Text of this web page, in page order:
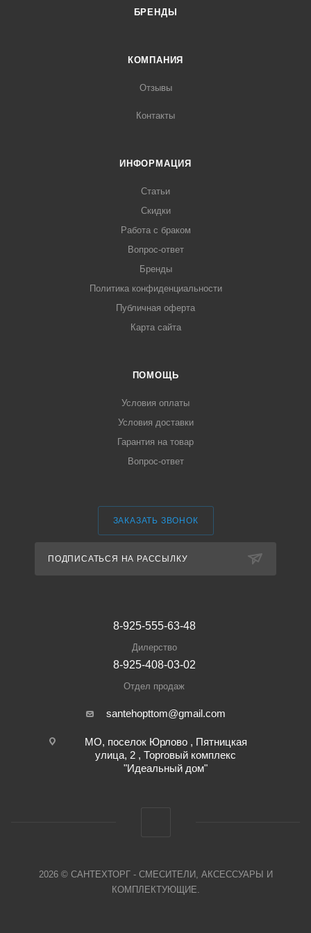
БРЕНДЫ
КОМПАНИЯ
Отзывы
Контакты
ИНФОРМАЦИЯ
Статьи
Скидки
Работа с браком
Вопрос-ответ
Бренды
Политика конфиденциальности
Публичная оферта
Карта сайта
ПОМОЩЬ
Условия оплаты
Условия доставки
Гарантия на товар
Вопрос-ответ
ЗАКАЗАТЬ ЗВОНОК
ПОДПИСАТЬСЯ НА РАССЫЛКУ
8-925-555-63-48
Дилерство
8-925-408-03-02
Отдел продаж
santehopttom@gmail.com
МО, поселок Юрлово , Пятницкая
улица, 2 , Торговый комплекс
"Идеальный дом"
2026 © САНТЕХТОРГ - СМЕСИТЕЛИ, АКСЕССУАРЫ И
КОМПЛЕКТУЮЩИЕ.